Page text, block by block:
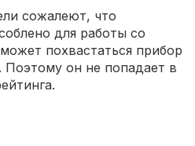
сожалеют, что
для работы со
похвастаться прибор
он не попадает в